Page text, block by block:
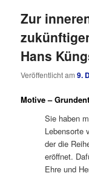
Zur
Hans
Veröffentlicht am9.
Motive –
Sie haben
Lebensorte
der die
eröffnet.
Ehre und